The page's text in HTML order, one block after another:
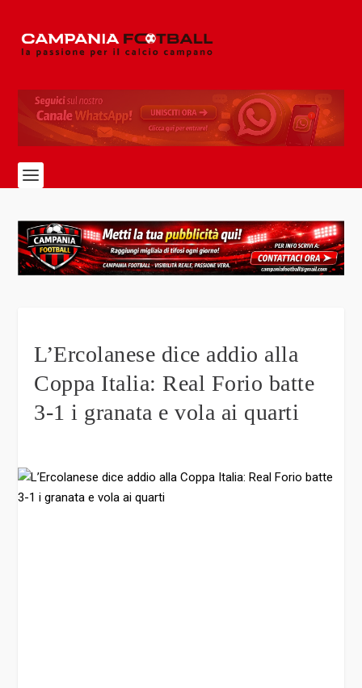
L’Ercolanese dice addio alla
Coppa Italia: Real Forio batte
3-1 i granata e vola ai quarti